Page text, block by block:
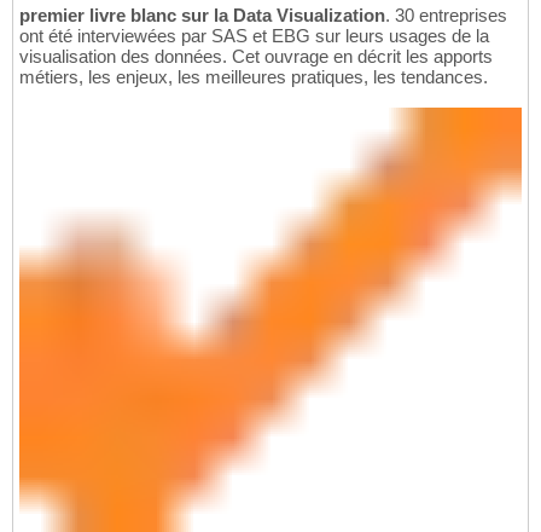
premier livre blanc sur la Data Visualization. 30 entreprises
ont été interviewées par SAS et EBG sur leurs usages de la
visualisation des données. Cet ouvrage en décrit les apports
métiers, les enjeux, les meilleures pratiques, les tendances.